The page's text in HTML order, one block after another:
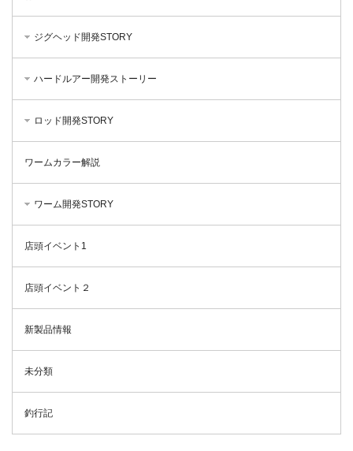
ジグヘッド開発STORY
ハードルアー開発ストーリー
ロッド開発STORY
ワームカラー解説
ワーム開発STORY
店頭イベント1
店頭イベント２
新製品情報
未分類
釣行記